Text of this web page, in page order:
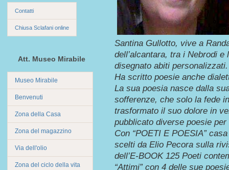
Contatti
Chiusa Sclafani online
Att. Museo Mirabile
Museo Mirabile
Benvenuti
Zona della Casa
Zona del magazzino
Via dell'olio
Zona del ciclo della vita
Santina Gullotto, vive a
dell’alcantara, tra i Nebrodi
disegnato abiti
Ha scritto poesie anche
La sua poesia nasce dalla
sofferenze, che solo la fede
trasformato il suo dolore in
pubblicato diverse poesie
Con “POETI E POESIA”
scelti da Elio Pecora sulla
dell’E-BOOK 125 Poeti
“Attimi” con 4 delle sue